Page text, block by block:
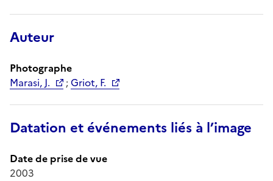
Auteur
Photographe
Marasi, J.
;Griot, F.
Datation et événements liés à l’image
Date de prise de vue
2003